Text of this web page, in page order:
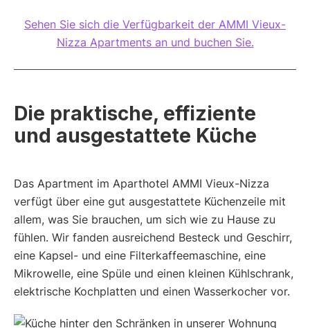
Sehen Sie sich die Verfügbarkeit der AMMI Vieux-
Nizza Apartments an und buchen Sie.
Die praktische, effiziente
und ausgestattete Küche
Das Apartment im Aparthotel AMMI Vieux-Nizza
verfügt über eine gut ausgestattete Küchenzeile mit
allem, was Sie brauchen, um sich wie zu Hause zu
fühlen. Wir fanden ausreichend Besteck und Geschirr,
eine Kapsel- und eine Filterkaffeemaschine, eine
Mikrowelle, eine Spüle und einen kleinen Kühlschrank,
elektrische Kochplatten und einen Wasserkocher vor.